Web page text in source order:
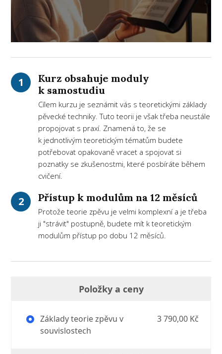
1
Kurz obsahuje moduly
k samostudiu
Cílem kurzu je seznámit vás s teoretickými základy
pěvecké techniky. Tuto teorii je však třeba neustále
propojovat s praxí. Znamená to, že se
k jednotlivým teoretickým tématům budete
potřebovat opakovaně vracet a spojovat si
poznatky se zkušenostmi, které posbíráte během
cvičení.
2 Přístup k modulům na 12 měsíců
Protože teorie zpěvu je velmi komplexní a je třeba
ji "strávit" postupně, budete mít k teoretickým
modulům přístup po dobu 12 měsíců.
Položky a ceny
Základy teorie zpěvu v
souvislostech
3 790,00 Kč